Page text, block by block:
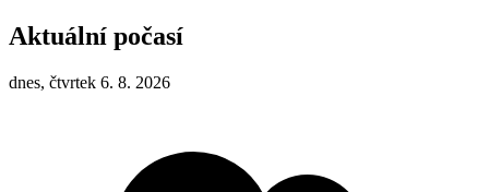
Aktuální počasí
dnes, čtvrtek 6. 8. 2026